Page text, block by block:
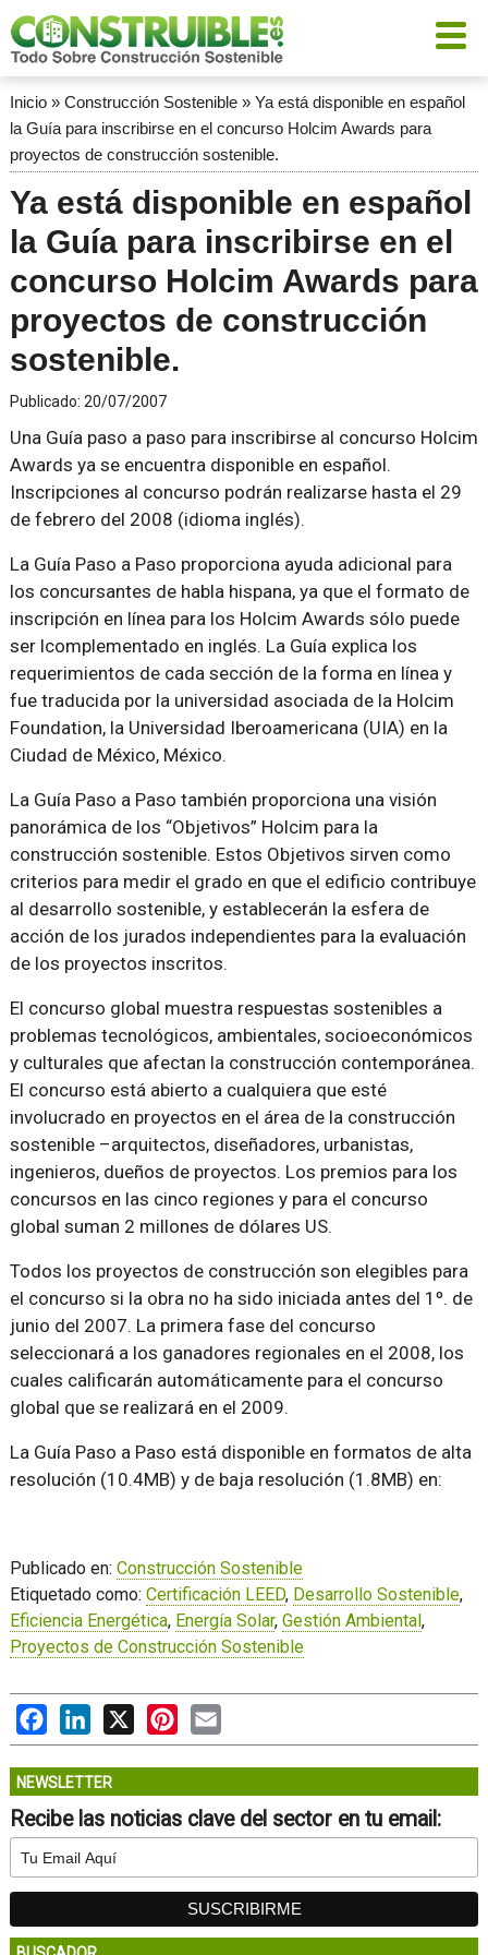
Inicio» Construcción Sostenible» Ya está disponible en español
la Guía para inscribirse en el concurso Holcim Awards para
proyectos de construcción sostenible.
Ya está disponible en español
la Guía para inscribirse en el
concurso Holcim Awards para
proyectos de construcción
sostenible.
Publicado: 20/07/2007
Una Guía paso a paso para inscribirse al concurso Holcim
Awards ya se encuentra disponible en español.
Inscripciones al concurso podrán realizarse hasta el 29
de febrero del 2008 (idioma inglés).
La Guía Paso a Paso proporciona ayuda adicional para
los concursantes de habla hispana, ya que el formato de
inscripción en línea para los Holcim Awards sólo puede
ser lcomplementado en inglés. La Guía explica los
requerimientos de cada sección de la forma en línea y
fue traducida por la universidad asociada de la Holcim
Foundation, la Universidad Iberoamericana (UIA) en la
Ciudad de México, México.
La Guía Paso a Paso también proporciona una visión
panorámica de los “Objetivos” Holcim para la
construcción sostenible. Estos Objetivos sirven como
criterios para medir el grado en que el edificio contribuye
al desarrollo sostenible, y establecerán la esfera de
acción de los jurados independientes para la evaluación
de los proyectos inscritos.
El concurso global muestra respuestas sostenibles a
problemas tecnológicos, ambientales, socioeconómicos
y culturales que afectan la construcción contemporánea.
El concurso está abierto a cualquiera que esté
involucrado en proyectos en el área de la construcción
sostenible –arquitectos, diseñadores, urbanistas,
ingenieros, dueños de proyectos. Los premios para los
concursos en las cinco regiones y para el concurso
global suman 2 millones de dólares US.
Todos los proyectos de construcción son elegibles para
el concurso si la obra no ha sido iniciada antes del 1º. de
junio del 2007. La primera fase del concurso
seleccionará a los ganadores regionales en el 2008, los
cuales calificarán automáticamente para el concurso
global que se realizará en el 2009.
La Guía Paso a Paso está disponible en formatos de alta
resolución (10.4MB) y de baja resolución (1.8MB) en:
Publicado en: Construcción Sostenible
Etiquetado como: Certificación LEED, Desarrollo Sostenible,
Eficiencia Energética, Energía Solar, Gestión Ambiental,
Proyectos de Construcción Sostenible
FacebookLinkedIn
X PinterestEmail
NEWSLETTER
Recibe las noticias clave del sector en tu email: